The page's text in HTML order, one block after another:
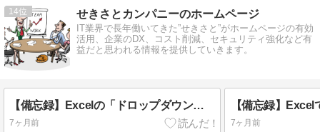
14 せきさとカンパニーのホームページ
IT業界で長年働いてきた”せきさと”がホームページの有効
活用、企業のDX、コスト削減、セキュリティ強化など有
益だと思われる情報を提供していきます。
【備忘録】Excelの「ドロップダウンリスト」を極める！入力のストレスをゼロにする究極のカスタマイズ。
7ヶ月前 7ヶ月前